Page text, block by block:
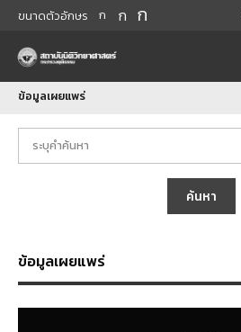
ขนาดตัวอักษร ก ก ก
ข้อมูลเผยแพร่
ค้นหา
ข้อมูลเผยแพร่